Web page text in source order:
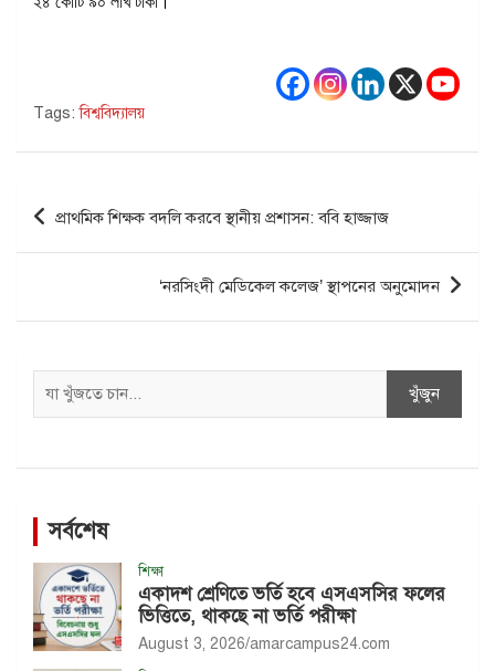
Tags: বিশ্ববিদ্যালয়
Post
navigation
প্রাথমিক শিক্ষক বদলি করবে স্থানীয় প্রশাসন: ববি হাজ্জাজ
‘নরসিংদী মেডিকেল কলেজ’ স্থাপনের অনুমোদন
Search
খুঁজুন
সর্বশেষ
শিক্ষা
একাদশ শ্রেণিতে ভর্তি হবে এসএসসির ফলের
ভিত্তিতে, থাকছে না ভর্তি পরীক্ষা
August 3, 2026 amarcampus24.com